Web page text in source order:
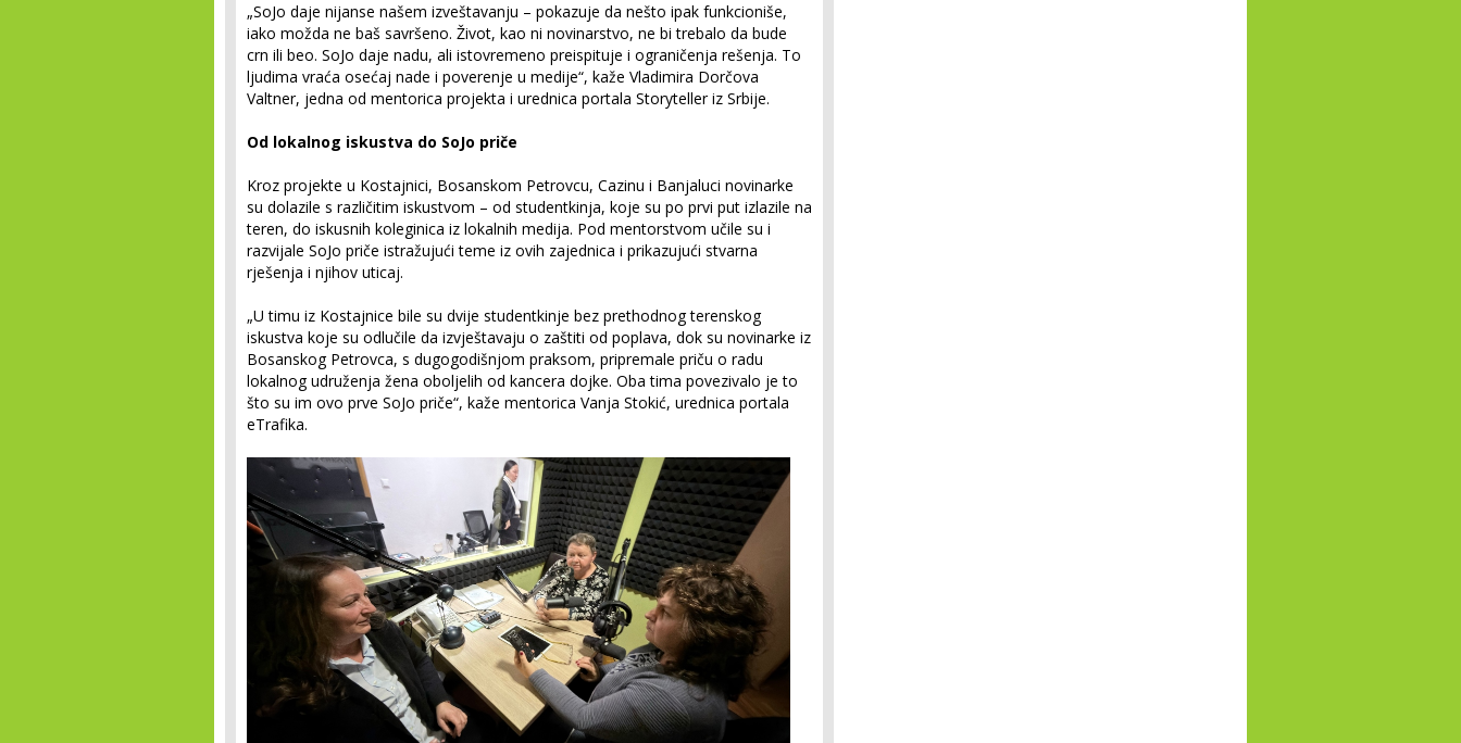
„SoJo daje nijanse našem izveštavanju – pokazuje da nešto ipak funkcioniše,
iako možda ne baš savršeno. Život, kao ni novinarstvo, ne bi trebalo da bude
crn ili beo. SoJo daje nadu, ali istovremeno preispituje i ograničenja rešenja. To
ljudima vraća osećaj nade i poverenje u medije“, kaže Vladimira Dorčova
Valtner, jedna od mentorica projekta i urednica portala Storyteller iz Srbije.
Od lokalnog iskustva do SoJo priče
Kroz projekte u Kostajnici, Bosanskom Petrovcu, Cazinu i Banjaluci novinarke
su dolazile s različitim iskustvom – od studentkinja, koje su po prvi put izlazile na
teren, do iskusnih koleginica iz lokalnih medija. Pod mentorstvom učile su i
razvijale SoJo priče istražujući teme iz ovih zajednica i prikazujući stvarna
rješenja i njihov uticaj.
„U timu iz Kostajnice bile su dvije studentkinje bez prethodnog terenskog
iskustva koje su odlučile da izvještavaju o zaštiti od poplava, dok su novinarke iz
Bosanskog Petrovca, s dugogodišnjom praksom, pripremale priču o radu
lokalnog udruženja žena oboljelih od kancera dojke. Oba tima povezivalo je to
što su im ovo prve SoJo priče“, kaže mentorica Vanja Stokić, urednica portala
eTrafika.